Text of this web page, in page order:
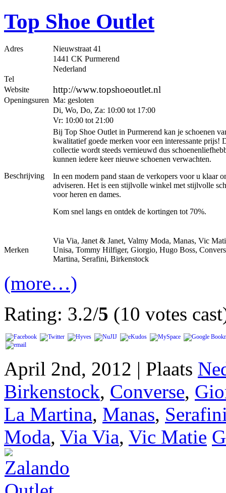
Top Shoe Outlet
Adres
Nieuwstraat 41
1441 CK Purmerend
Nederland
Tel
Website
http://www.topshoeoutlet.nl
Openingsuren Ma: gesloten
Di, Wo, Do, Za: 10:00 tot 17:00
Vr: 10:00 tot 21:00
Beschrijving
Bij Top Shoe Outlet in Purmerend kan je schoenen
kwalitatief goede merken voor een interessante prijs!
collectie wordt steeds vernieuwd dus
kunnen iedere keer nieuwe schoenen verwachten.
In een modern pand staan de verkopers voor u klaar
adviseren. Het is een stijlvolle winkel met stijlvolle
voor heren en dames.
Kom snel langs en ontdek de kortingen tot 70%.
Merken
Via Via, Janet & Janet, Valmy Moda, Manas, Vic
Unisa, Tommy Hilfiger, Giorgio, Hugo Boss,
Martina, Serafini, Birkenstock
(more…)
Rating: 3.2/5 (10 votes
April 2nd, 2012 | Plaats
Birkenstock, Converse,
La Martina, Manas,
Moda, Via Via, Vic Matie